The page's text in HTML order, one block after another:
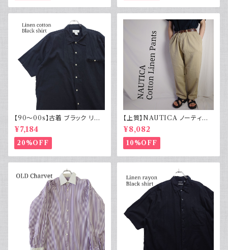
【90～00s】古着 ブラック リネ
ンコットンシャツ 黒 ボックスシ
ルエット
¥7,184
20%OFF
【上質】NAUTICA ノーティカ
コットンリネンパンツ ツータック
¥8,082
10%OFF